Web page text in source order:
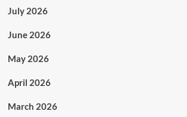
July 2026
June 2026
May 2026
April 2026
March 2026